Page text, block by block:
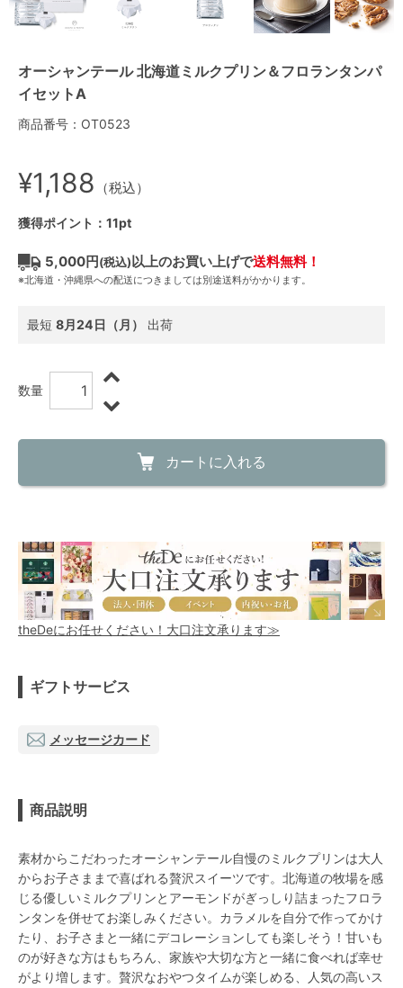
オーシャンテール 北海道ミルクプリン＆フロランタンパ
イセットA
商品番号：OT0523
¥1,188 （税込）
獲得ポイント：11pt
5,000円(税込)以上のお買い上げで送料無料！
※北海道・沖縄県への配送につきましては別途送料がかかります。
最短 8月24日（月） 出荷
数量
カートに入れる
theDeにお任せください！大口注文承ります≫
ギフトサービス
メッセージカード
商品説明
素材からこだわったオーシャンテール自慢のミルクプリンは大人
からお子さままで喜ばれる贅沢スイーツです。北海道の牧場を感
じる優しいミルクプリンとアーモンドがぎっしり詰まったフロラ
ンタンを併せてお楽しみください。カラメルを自分で作ってかけ
たり、お子さまと一緒にデコレーションしても楽しそう！甘いも
のが好きな方はもちろん、家族や大切な方と一緒に食べれば幸せ
がより増します。贅沢なおやつタイムが楽しめる、人気の高いス